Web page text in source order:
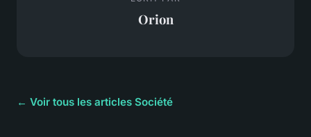
Orion
← Voir tous les articles Société